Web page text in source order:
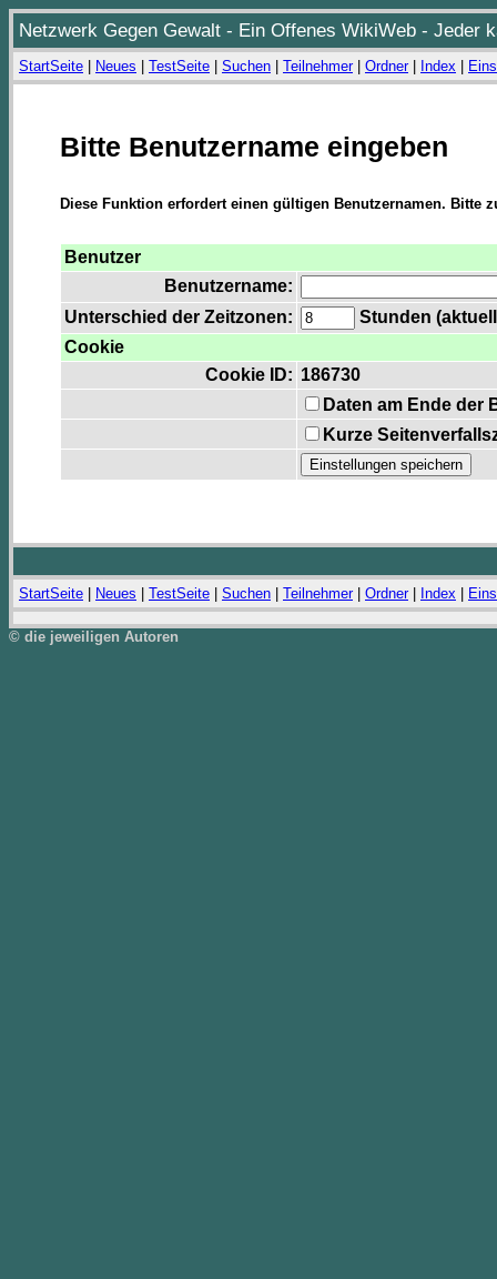
Netzwerk Gegen Gewalt - Ein Offenes WikiWeb - Jeder
StartSeite Neues TestSeite Suchen Teilnehmer| Ordner| Index
Bitte Benutzername eingeben
Diese Funktion erfordert einen gültigen Benutzernamen. Bitte
Benutzer
Benutzername:
Unterschied der Zeitzonen:
Stunden
Cookie
Cookie ID: 186730
Daten am Ende der
Kurze
StartSeite Neues TestSeite Suchen Teilnehmer| Ordner| Index
© die jeweiligen Autoren